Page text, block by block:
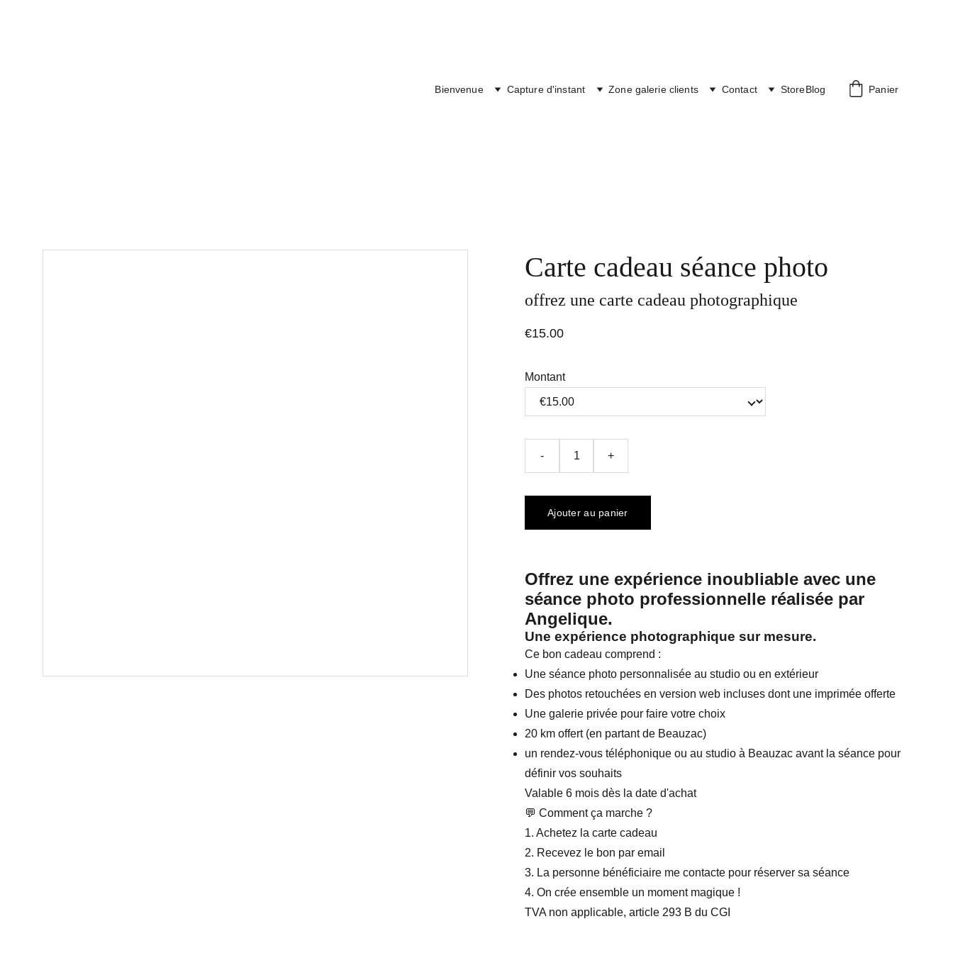
Bienvenue Capture d'instant Zone galerie clients Contact StoreBlog Panier
Carte cadeau séance photo
offrez une carte cadeau photographique
€15.00
Montant
- +
Ajouter au panier
Offrez une expérience inoubliable avec une
séance photo professionnelle réalisée par
Angelique.
Une expérience photographique sur mesure.
Ce bon cadeau comprend :
Une séance photo personnalisée au studio ou en extérieur
Des photos retouchées en version web incluses dont une imprimée offerte
Une galerie privée pour faire votre choix
20 km offert (en partant de Beauzac)
un rendez-vous téléphonique ou au studio à Beauzac avant la séance pour
définir vos souhaits
Valable 6 mois dès la date d'achat
💬 Comment ça marche ?
1. Achetez la carte cadeau
2. Recevez le bon par email
3. La personne bénéficiaire me contacte pour réserver sa séance
4. On crée ensemble un moment magique !
TVA non applicable, article 293 B du CGI